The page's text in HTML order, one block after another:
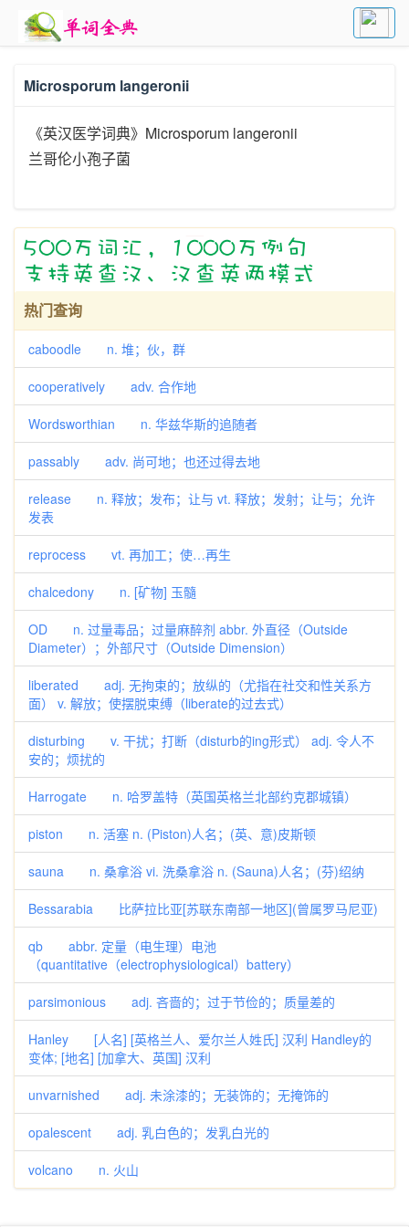
Microsporum langeronii
《英汉医学词典》Microsporum langeronii
兰哥伦小孢子菌
热门查询
caboodle n. 堆；伙，群
cooperatively adv. 合作地
Wordsworthian n. 华兹华斯的追随者
passably adv. 尚可地；也还过得去地
release n. 释放；发布；让与 vt. 释放；发射；让与；允许
发表
reprocess vt. 再加工；使…再生
chalcedony n. [矿物] 玉髓
OD n. 过量毒品；过量麻醉剂 abbr. 外直径（Outside
Diameter）；外部尺寸（Outside Dimension）
liberated adj. 无拘束的；放纵的（尤指在社交和性关系方
面） v. 解放；使摆脱束缚（liberate的过去式）
disturbing v. 干扰；打断（disturb的ing形式） adj. 令人不
安的；烦扰的
Harrogate n. 哈罗盖特（英国英格兰北部约克郡城镇）
piston n. 活塞 n. (Piston)人名；(英、意)皮斯顿
sauna n. 桑拿浴 vi. 洗桑拿浴 n. (Sauna)人名；(芬)绍纳
Bessarabia 比萨拉比亚[苏联东南部一地区](曾属罗马尼亚)
qb abbr. 定量（电生理）电池
（quantitative（electrophysiological）battery）
parsimonious adj. 吝啬的；过于节俭的；质量差的
Hanley [人名] [英格兰人、爱尔兰人姓氏] 汉利 Handley的
变体; [地名] [加拿大、英国] 汉利
unvarnished adj. 未涂漆的；无装饰的；无掩饰的
opalescent adj. 乳白色的；发乳白光的
volcano n. 火山